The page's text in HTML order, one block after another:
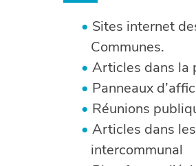
Sites internet
Communes.
Articles dans la
Panneaux
Réunions
Articles dans
intercommunal